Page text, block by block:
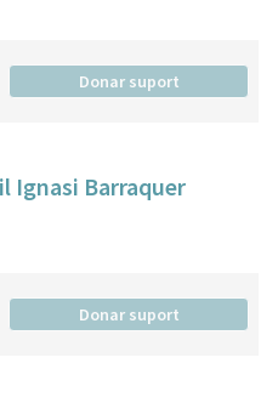
Donar suport
Ignasi Barraquer
Donar suport